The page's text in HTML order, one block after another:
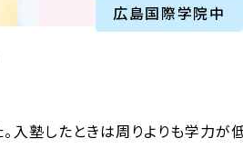
広島国際学院中
塾したときは周りよりも学力が